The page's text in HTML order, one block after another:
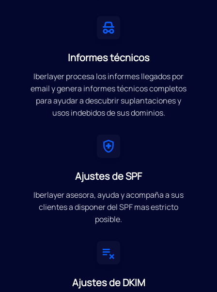
Informes técnicos
Iberlayer procesa los informes llegados por
email y genera informes técnicos completos
para ayudar a descubrir suplantaciones y
usos indebidos de sus dominios.
Ajustes de SPF
Iberlayer asesora, ayuda y acompaña a sus
clientes a disponer del SPF mas estricto
posible.
Ajustes de DKIM